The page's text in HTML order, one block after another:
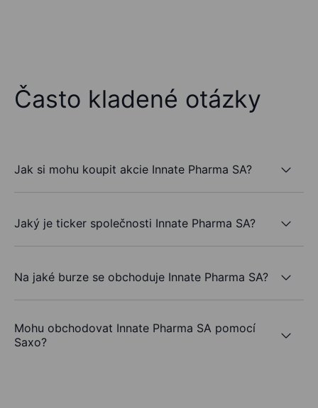
Často kladené otázky
Jak si mohu koupit akcie Innate Pharma SA?
Jaký je ticker společnosti Innate Pharma SA?
Na jaké burze se obchoduje Innate Pharma SA?
Mohu obchodovat Innate Pharma SA pomocí
Saxo?